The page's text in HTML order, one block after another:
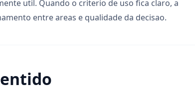
util. Quando o criterio de uso fica claro, a
entre areas e qualidade da decisao.